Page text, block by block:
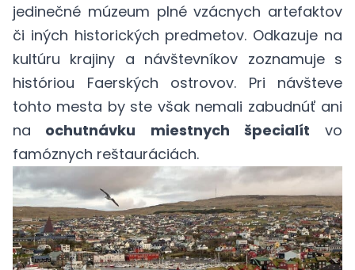
jedinečné múzeum plné vzácnych artefaktov
či iných historických predmetov. Odkazuje na
kultúru krajiny a návštevníkov zoznamuje s
históriou Faerských ostrovov. Pri návšteve
tohto mesta by ste však nemali zabudnúť ani
na ochutnávku miestnych špecialít vo
famóznych reštauráciách.